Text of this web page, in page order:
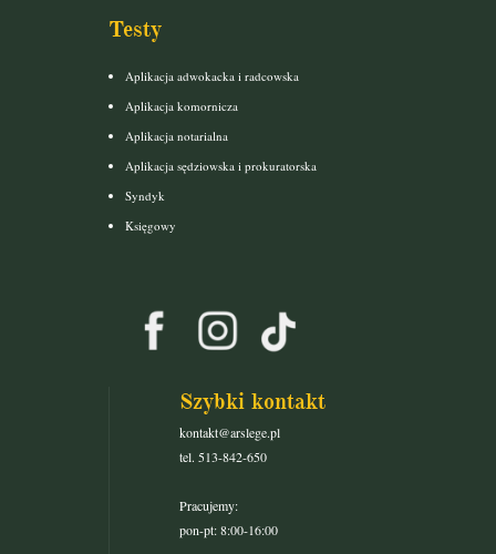
Testy
Aplikacja adwokacka i radcowska
Aplikacja komornicza
Aplikacja notarialna
Aplikacja sędziowska i prokuratorska
Syndyk
Księgowy
Szybki kontakt
kontakt@arslege.pl
tel. 513-842-650
Pracujemy:
pon-pt: 8:00-16:00